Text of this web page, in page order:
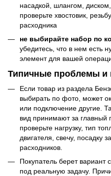
насадкой, шлангом,
проверьте хвостовик,
расходника
не выбирайте набор по
убедитесь, что в нем есть
элемент для вашей
Типичные проблемы и
Если товар из раздела
выбирать по фото, может
или подключение другие.
вид принимают за главный
проверьте нагрузку, тип
двигателя, свечу, посадку
расходников.
Покупатель берет вариант
под реальную задачу.